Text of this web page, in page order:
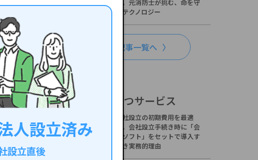
化。元消防士が挑む、命を守
るテクノロジー
新着記事一覧へ
創業時に役立つサービス
会社設立の初期費用を最適
化。会社設立手続き時に「会
計ソフト」をセットで導入す
べき実務的理由
人設立済み
設立直後